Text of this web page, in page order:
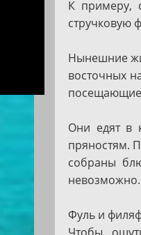
К примеру,
стручковую
Нынешние
восточных
посещающие
Они едят в
пряностям.
собраны
невозможно.
Фуль и